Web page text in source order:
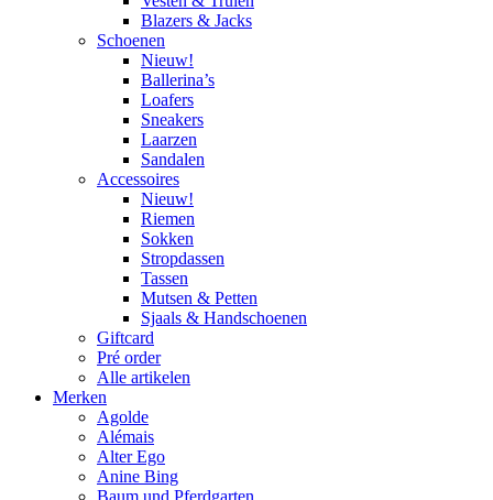
Blazers & Jacks
Schoenen
Nieuw!
Ballerina’s
Loafers
Sneakers
Laarzen
Sandalen
Accessoires
Nieuw!
Riemen
Sokken
Stropdassen
Tassen
Mutsen & Petten
Sjaals & Handschoenen
Giftcard
Pré order
Alle artikelen
Merken
Agolde
Alémais
Alter Ego
Anine Bing
Baum und Pferdgarten